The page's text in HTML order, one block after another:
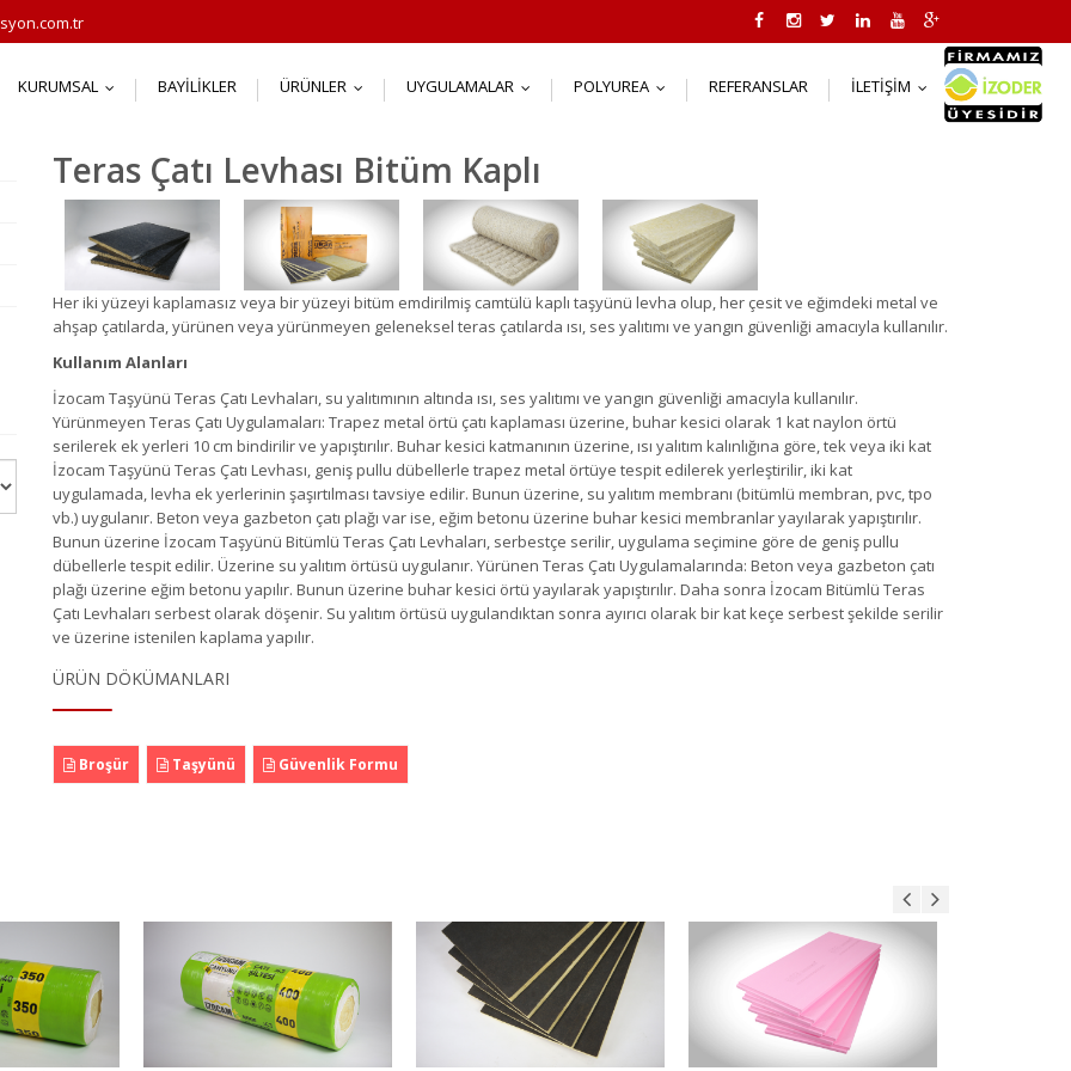
KURUMSAL BAYILIKLER ÜRÜNLER UYGULAMALAR POLYUREA REFERANSLAR İLETIŞIM
Teras Çatı Levhası Bitüm Kaplı
Her iki yüzeyi kaplamasız veya bir yüzeyi bitüm emdirilmiş camtülü kaplı taşyünü levha olup, her çesit ve eğimdeki metal ve
ahşap çatılarda, yürünen veya yürünmeyen geleneksel teras çatılarda ısı, ses yalıtımı ve yangın güvenliği amacıyla kullanılır.
Kullanım Alanları
İzocam Taşyünü Teras Çatı Levhaları, su yalıtımının altında ısı, ses yalıtımı ve yangın güvenliği amacıyla kullanılır.
Yürünmeyen Teras Çatı Uygulamaları: Trapez metal örtü çatı kaplaması üzerine, buhar kesici olarak 1 kat naylon örtü
serilerek ek yerleri 10 cm bindirilir ve yapıştırılır. Buhar kesici katmanının üzerine, ısı yalıtım kalınlığına göre, tek veya iki kat
İzocam Taşyünü Teras Çatı Levhası, geniş pullu dübellerle trapez metal örtüye tespit edilerek yerleştirilir, iki kat
uygulamada, levha ek yerlerinin şaşırtılması tavsiye edilir. Bunun üzerine, su yalıtım membranı (bitümlü membran, pvc, tpo
vb.) uygulanır. Beton veya gazbeton çatı plağı var ise, eğim betonu üzerine buhar kesici membranlar yayılarak yapıştırılır.
Bunun üzerine İzocam Taşyünü Bitümlü Teras Çatı Levhaları, serbestçe serilir, uygulama seçimine göre de geniş pullu
dübellerle tespit edilir. Üzerine su yalıtım örtüsü uygulanır. Yürünen Teras Çatı Uygulamalarında: Beton veya gazbeton çatı
plağı üzerine eğim betonu yapılır. Bunun üzerine buhar kesici örtü yayılarak yapıştırılır. Daha sonra İzocam Bitümlü Teras
Çatı Levhaları serbest olarak döşenir. Su yalıtım örtüsü uygulandıktan sonra ayırıcı olarak bir kat keçe serbest şekilde serilir
ve üzerine istenilen kaplama yapılır.
ÜRÜN DÖKÜMANLARI
Broşür Taşyünü Güvenlik Formu
Tip 400
Endüstriyel Yapı
Levhası
Ürün Detayı
Foamboard 1500 D
Ürün Detayı
Foamboard 2000 D
Ürün Detayı